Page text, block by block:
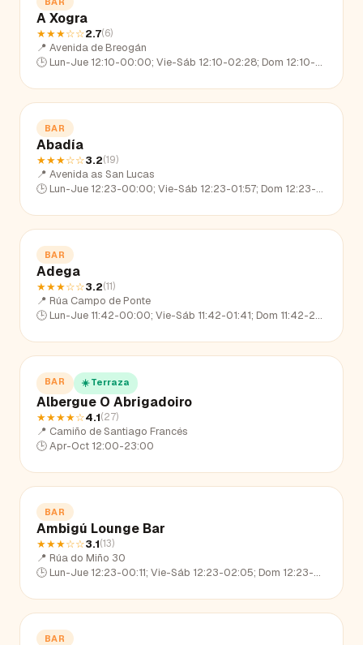
A Xogra
★★★☆☆2.7(6)
📍 Avenida de Breogán
🕒 Lun-Jue 12:10-00:00; Vie-Sáb 12:10-02:28; Dom 12:10-23:11
BAR
Abadía
★★★☆☆3.2(19)
📍 Avenida as San Lucas
🕒 Lun-Jue 12:23-00:00; Vie-Sáb 12:23-01:57; Dom 12:23-23:30
BAR
Adega
★★★☆☆3.2(11)
📍 Rúa Campo de Ponte
🕒 Lun-Jue 11:42-00:00; Vie-Sáb 11:42-01:41; Dom 11:42-22:35
BAR ☀️ Terraza
Albergue O Abrigadoiro
★★★★☆4.1(27)
📍 Camiño de Santiago Francés
🕒Apr-Oct 12:00-23:00
BAR
Ambigú Lounge Bar
★★★☆☆3.1(13)
📍 Rúa do Miño 30
🕒 Lun-Jue 12:23-00:11; Vie-Sáb 12:23-02:05; Dom 12:23-23:30
BAR